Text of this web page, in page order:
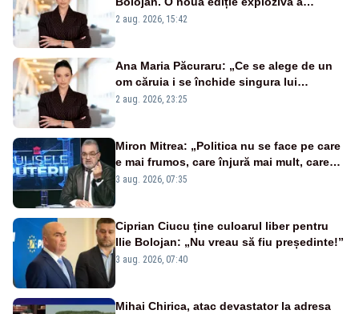
emisiunii „Miza Zilei” la Realitatea PLUS
2 aug. 2026, 15:42
Ana Maria Păcuraru: „Ce se alege de un
om căruia i se închide singura lui
portiță?”
2 aug. 2026, 23:25
Miron Mitrea: „Politica nu se face pe care
e mai frumos, care înjură mai mult, care
țipă mai tare, ci pe proiecte”
3 aug. 2026, 07:35
Ciprian Ciucu ține culoarul liber pentru
Ilie Bolojan: „Nu vreau să fiu președinte!”
3 aug. 2026, 07:40
Mihai Chirica, atac devastator la adresa